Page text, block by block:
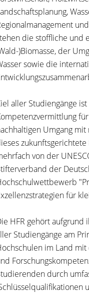
die stoffliche und
)Biomasse, der
sowie die
aller Studiengänge
Umgang
von der
der
für
HFR gehört
Studiengänge am
im Land
durch